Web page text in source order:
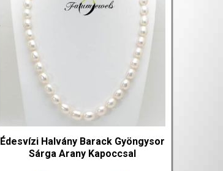
Édesvízi Halvány Barack Gyöngysor
Sárga Arany Kapoccsal